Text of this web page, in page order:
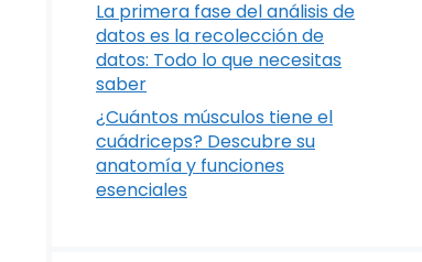
La primera fase del análisis de
datos es la recolección de
datos: Todo lo que necesitas
saber
¿Cuántos músculos tiene el
cuádriceps? Descubre su
anatomía y funciones
esenciales